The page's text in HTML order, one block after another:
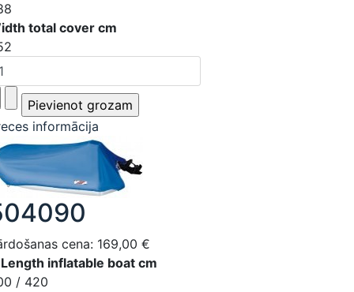
total cover cm
informācija
cena: 169,00 €
inflatable boat cm
/ 420